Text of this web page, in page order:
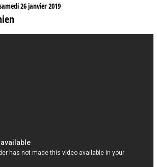
!26 janvier 2019